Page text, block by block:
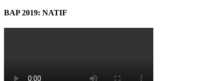
BAP 2019: NATIF